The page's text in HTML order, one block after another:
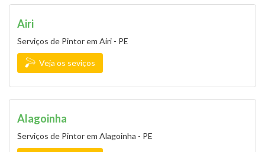
Airi
Serviços de Pintor em Airi - PE
Veja os seviços
Alagoinha
Serviços de Pintor em Alagoinha - PE